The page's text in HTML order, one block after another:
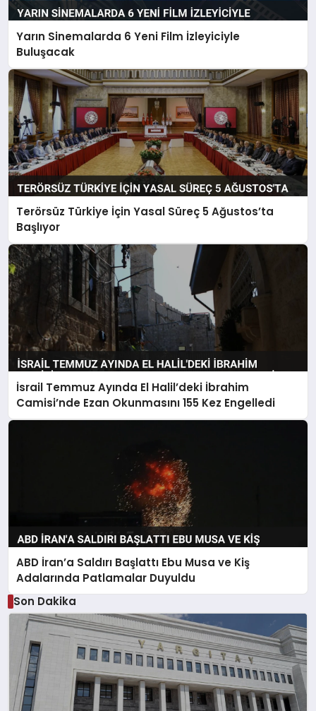
Yarın Sinemalarda 6 Yeni Film İzleyiciyle
Buluşacak
Terörsüz Türkiye İçin Yasal Süreç 5 Ağustos’ta
Başlıyor
İsrail Temmuz Ayında El Halil’deki İbrahim
Camisi’nde Ezan Okunmasını 155 Kez Engelledi
ABD İran’a Saldırı Başlattı Ebu Musa ve Kiş
Adalarında Patlamalar Duyuldu
Son Dakika